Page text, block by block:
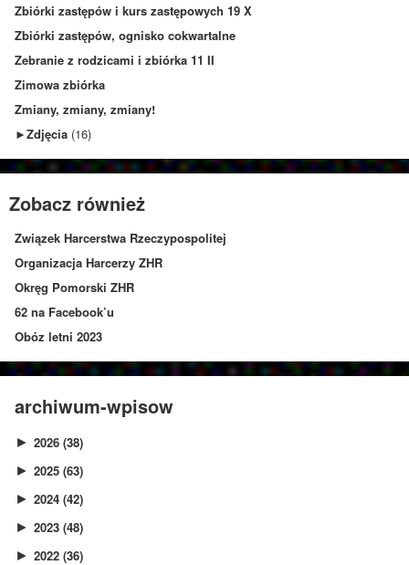
Zbiórki zastępów i kurs zastępowych 19 X
Zbiórki zastępów, ognisko cokwartalne
Zebranie z rodzicami i zbiórka 11 II
Zimowa zbiórka
Zmiany, zmiany, zmiany!
►Zdjęcia (16)
Zobacz również
Związek Harcerstwa Rzeczypospolitej
Organizacja Harcerzy ZHR
Okręg Pomorski ZHR
62 na Facebook’u
Obóz letni 2023
archiwum-wpisow
► 2026 (38)
► 2025 (63)
► 2024 (42)
► 2023 (48)
► 2022 (36)